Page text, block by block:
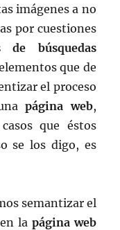
imágenes a no
por cuestiones
de búsquedas
que de
el proceso
página web,
que éstos
se los digo, es
semantizar el
la página web